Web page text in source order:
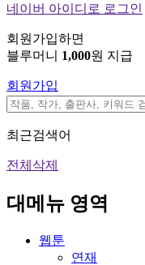
네이버 아이디로 로그인
회원가입하면
블루머니 1,000원 지급
회원가입
최근검색어
전체삭제
대메뉴 영역
웹툰
연재